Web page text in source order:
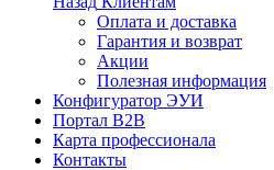
Оплата и доставка
Гарантия и возврат
Акции
Полезная информация
Конфигуратор ЭУИ
Портал B2B
Карта профессионала
Контакты